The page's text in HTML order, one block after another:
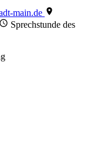
main.de
Sprechstunde des